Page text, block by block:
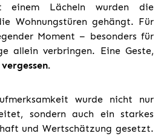
einem Lächeln wurden die
Wohnungstüren gehängt. Für
Moment – besonders für
allein verbringen. Eine Geste,
wurde nicht nur
sondern auch ein starkes
und Wertschätzung gesetzt.